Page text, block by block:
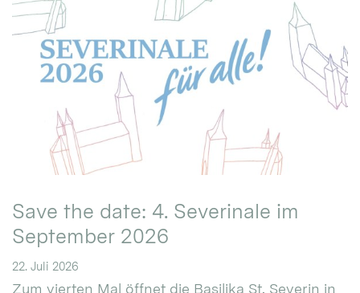
Save the date: 4. Severinale im
September 2026
22. Juli 2026
Zum vierten Mal öffnet die Basilika St. Severin in